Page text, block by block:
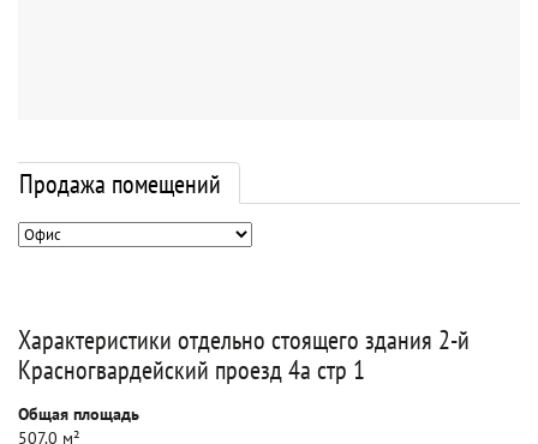
Продажа помещений
Характеристики отдельно стоящего здания 2-й
Красногвардейский проезд 4а стр 1
Общая площадь
507.0 м²